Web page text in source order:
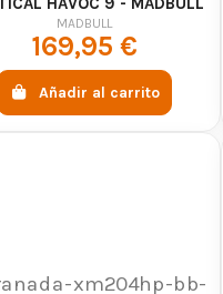
MADBULL
169,95 €
Añadir al carrito